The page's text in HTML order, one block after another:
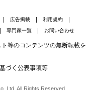
広告掲載
利用規約
専門家一覧 お問い合わせ
等のコンテンツの無断転載を
づく公表事項等
All Rights Reserved.